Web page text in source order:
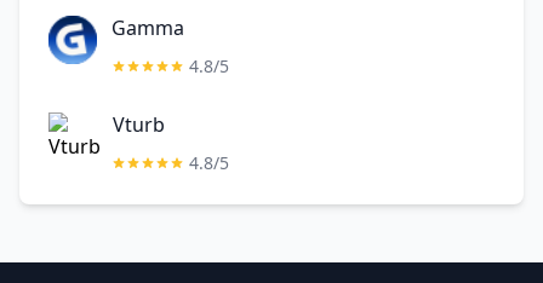
Gamma
4.8/5
Vturb
4.8/5